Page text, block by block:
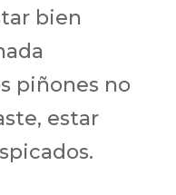
bien
piñones no
estar